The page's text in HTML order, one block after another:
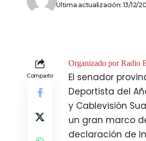
Última actualización: 13/12/
Compartir
Organizado por Radio
El senador
Deportista del
y Cablevisión
un gran marco
declaración de